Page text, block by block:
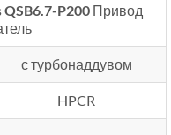
QSB6.7-P200 Привод
с турбонаддувом
HPCR